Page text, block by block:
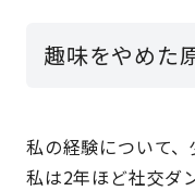
趣味をやめた
私の経験について、
私は2年ほど社交ダ